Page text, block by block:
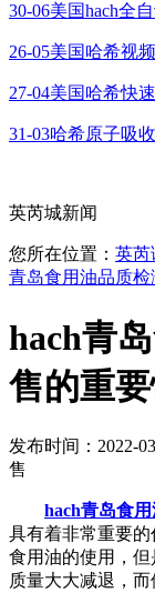
30-06美国hach全
26-05美国哈希视
27-04美国哈希快
31-03哈希原子吸
英芮城新闻
您所在位置： 英芮
青岛食用油品质
hach青
售的重
发布时间：2022-
售
hach青岛食
具有着非常重要
食用油的使用，
质量大大减退，